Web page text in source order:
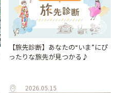
【旅先診断】あなたの“いま”にぴ
ったりな旅先が見つかる♪
2026.05.15